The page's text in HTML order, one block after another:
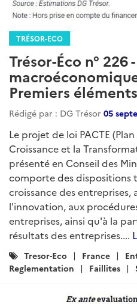
TRÉSOR-ECO
Trésor-Éco n° 226
Premiers
Rédigé par : DG Trésor 05
Le projet de loi PACTE
Croissance et la
présenté en Conseil des
comporte des dispositions
croissance des entreprises,
l'innovation, aux
entreprises, ainsi qu'à la
résultats des entreprises....
Catégories
:
Tresor-Eco France
Reglementation
Faillites